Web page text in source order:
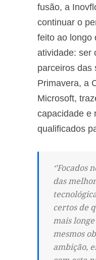
fusão, a
continuar o
feito ao longo
atividade: ser
parceiros das
Primavera, a
Microsoft,
capacidade e
qualificados
das
certos de
mais
mesmos
ambição,